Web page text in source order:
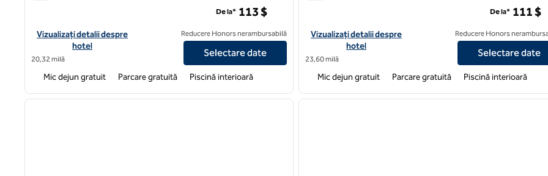
Vizualizați detaliile hotelului pentru Home2 Suites by Hilton Salt Lake City/Layton, UT
Vizualizați detalii despre
hotel
20,32 milă
De la* 113 $
Reducere Honors nerambursabilă
Selectare date
Mic dejun gratuit Parcare gratuită Piscină interioară
Vizualizați detaliile hotelului pentru Home2 Suites by Hilton
Vizualizați detalii despre
hotel
23,60 milă
De la* 111 $
Reducere Honors
Selectare date
Mic dejun gratuit Parcare gratuită Piscină interioară
1 din 12
imaginea următoare
1 din 12